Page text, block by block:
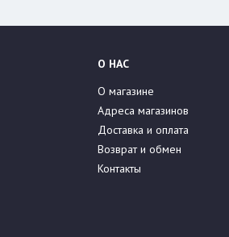
О НАС
О магазине
Адреса магазинов
Доставка и оплата
Возврат и обмен
Контакты